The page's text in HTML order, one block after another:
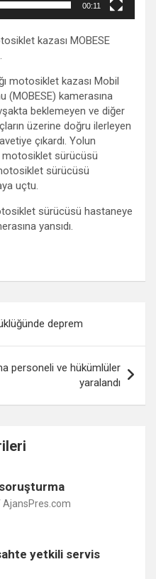
00:11
kazası MOBESE
motosiklet kazası Mobil
(MOBESE) kamerasına
beklemeyen ve diğer
üzerine doğru ilerleyen
çıkardı. Yolun
motosiklet sürücüsü
sürücüsü
uçtu.
sürücüsü hastaneye
yansıdı.
deprem
personeli ve hükümlüler
yaralandı
soruşturma
AjansPres.com
yetkili servis